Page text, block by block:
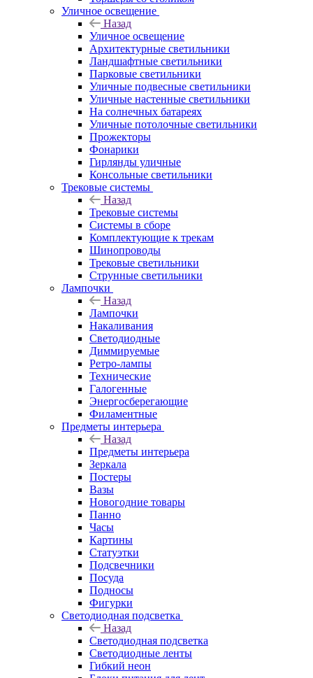
Уличное освещение
Назад
Уличное освещение
Архитектурные светильники
Ландшафтные светильники
Парковые светильники
Уличные подвесные светильники
Уличные настенные светильники
На солнечных батареях
Уличные потолочные светильники
Прожекторы
Фонарики
Гирлянды уличные
Консольные светильники
Трековые системы
Назад
Трековые системы
Системы в сборе
Комплектующие к трекам
Шинопроводы
Трековые светильники
Струнные светильники
Лампочки
Назад
Лампочки
Накаливания
Светодиодные
Диммируемые
Ретро-лампы
Технические
Галогенные
Энергосберегающие
Филаментные
Предметы интерьера
Назад
Предметы интерьера
Зеркала
Постеры
Вазы
Новогодние товары
Панно
Часы
Картины
Статуэтки
Подсвечники
Посуда
Подносы
Фигурки
Светодиодная подсветка
Назад
Светодиодная подсветка
Светодиодные ленты
Гибкий неон